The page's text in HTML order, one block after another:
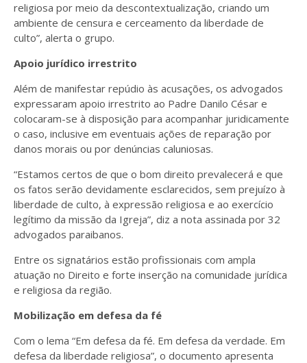
religiosa por meio da descontextualização, criando um
ambiente de censura e cerceamento da liberdade de
culto”, alerta o grupo.
Apoio jurídico irrestrito
Além de manifestar repúdio às acusações, os advogados
expressaram apoio irrestrito ao Padre Danilo César e
colocaram-se à disposição para acompanhar juridicamente
o caso, inclusive em eventuais ações de reparação por
danos morais ou por denúncias caluniosas.
“Estamos certos de que o bom direito prevalecerá e que
os fatos serão devidamente esclarecidos, sem prejuízo à
liberdade de culto, à expressão religiosa e ao exercício
legítimo da missão da Igreja”, diz a nota assinada por 32
advogados paraibanos.
Entre os signatários estão profissionais com ampla
atuação no Direito e forte inserção na comunidade jurídica
e religiosa da região.
Mobilização em defesa da fé
Com o lema “Em defesa da fé. Em defesa da verdade. Em
defesa da liberdade religiosa”, o documento apresenta